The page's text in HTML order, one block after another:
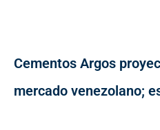
Cementos Argos
mercado venezolano;